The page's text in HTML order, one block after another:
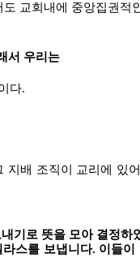
교회내에 중앙집권적
서 우리는
다.
배 조직이 교리에 있
기로 뜻을 모아 결정
스를 보냅니다. 이들